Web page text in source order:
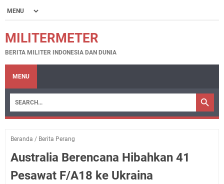
MILITERMETER
BERITA MILITER INDONESIA DAN DUNIA
MENU
Beranda / Berita Perang
Australia Berencana Hibahkan 41
Pesawat F/A18 ke Ukraina